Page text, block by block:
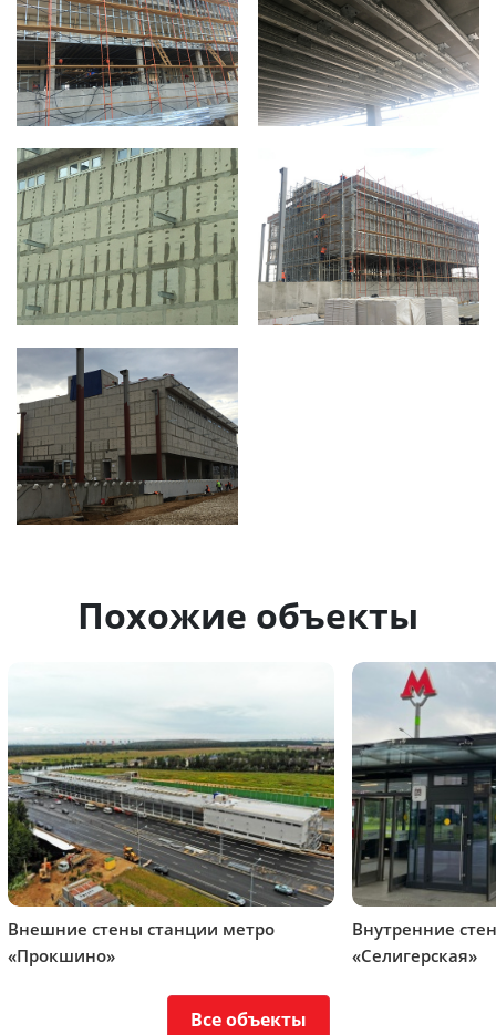
Похожие объекты
Внешние стены станции метро
«Прокшино»
Внутренние
«Селигерская»
Все объекты